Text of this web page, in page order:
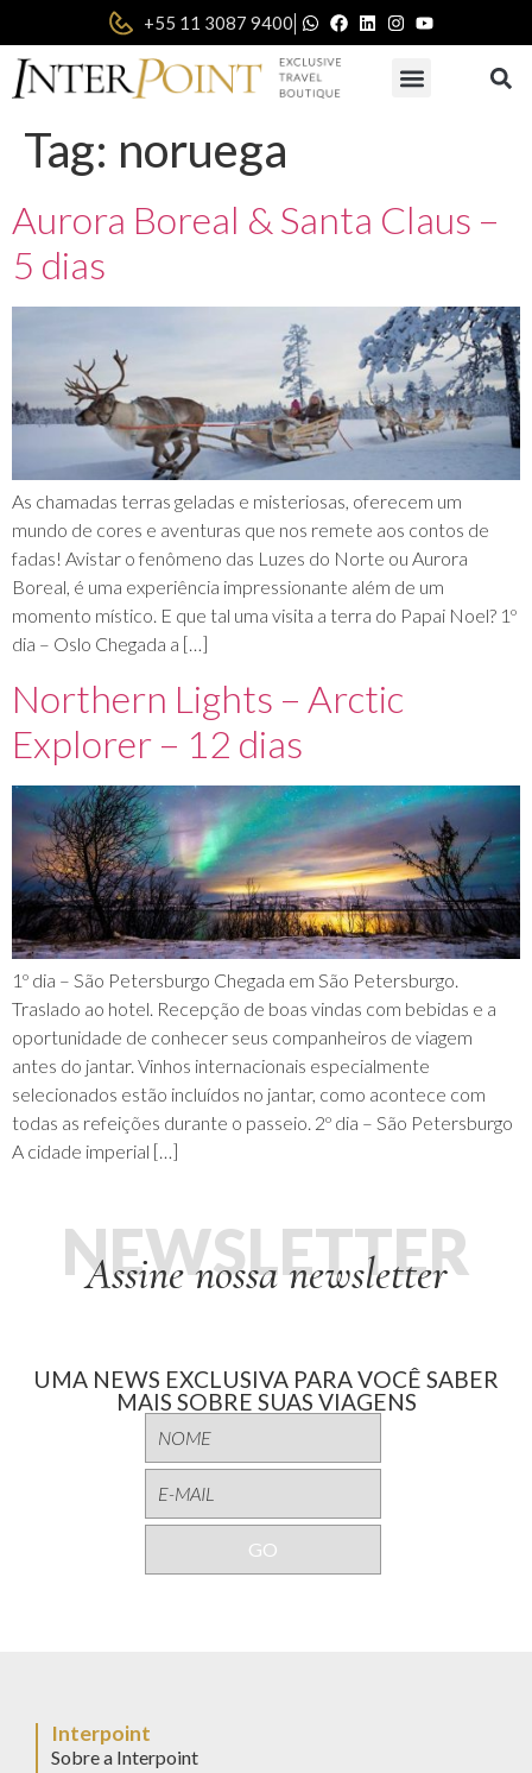
+55 11 3087 9400|
Tag: noruega
Aurora Boreal & Santa Claus –
5 dias
As chamadas terras geladas e misteriosas, oferecem um
mundo de cores e aventuras que nos remete aos contos de
fadas! Avistar o fenômeno das Luzes do Norte ou Aurora
Boreal, é uma experiência impressionante além de um
momento místico. E que tal uma visita a terra do Papai Noel? 1º
dia – Oslo Chegada a […]
Northern Lights – Arctic
Explorer – 12 dias
1º dia – São Petersburgo Chegada em São Petersburgo.
Traslado ao hotel. Recepção de boas vindas com bebidas e a
oportunidade de conhecer seus companheiros de viagem
antes do jantar. Vinhos internacionais especialmente
selecionados estão incluídos no jantar, como acontece com
todas as refeições durante o passeio. 2º dia – São Petersburgo
A cidade imperial […]
Assine nossa newsletter
NEWSLETTER
UMA NEWS EXCLUSIVA PARA VOCÊ SABER
MAIS SOBRE SUAS VIAGENS
Interpoint
Sobre a Interpoint